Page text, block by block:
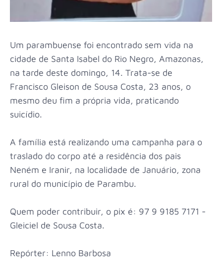
Um parambuense foi encontrado sem vida na
cidade de Santa Isabel do Rio Negro, Amazonas,
na tarde deste domingo, 14. Trata-se de
Francisco Gleison de Sousa Costa, 23 anos, o
mesmo deu fim a própria vida, praticando
suicídio.
A família está realizando uma campanha para o
traslado do corpo até a residência dos pais
Neném e Iranir, na localidade de Januário, zona
rural do município de Parambu.
Quem poder contribuir, o pix é: 97 9 9185 7171 -
Gleiciel de Sousa Costa.
Repórter: Lenno Barbosa